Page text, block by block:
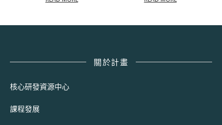
關於計畫
核心研發資源中心
課程發展